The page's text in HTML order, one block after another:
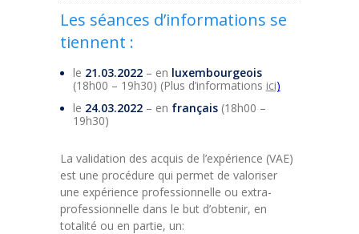
Les séances d’informations se
tiennent :
le 21.03.2022– en luxembourgeois
(18h00 – 19h30) (Plus d’informations ici)
le 24.03.2022– en français(18h00 –
19h30)
La validation des acquis de l’expérience (VAE)
est une procédure qui permet de valoriser
une expérience professionnelle ou extra-
professionnelle dans le but d’obtenir, en
totalité ou en partie, un: